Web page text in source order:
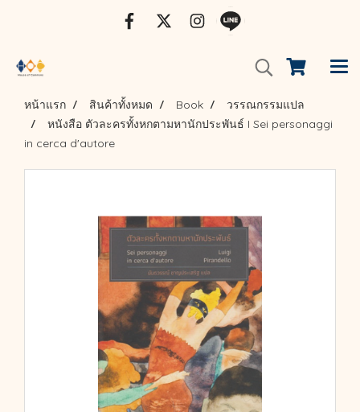
หน้าแรก สินค้าทั้งหมด Book
วรรณกรรมแปล
หนังสือ ตัวละครทั้งหกตามหานักประพันธ์ I Sei personaggi
in cerca d'autore